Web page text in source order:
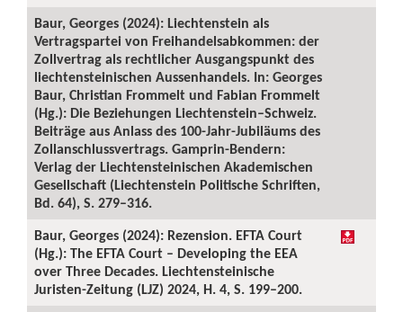
Baur, Georges (2024): Liechtenstein als
Vertragspartei von Freihandelsabkommen: der
Zollvertrag als rechtlicher Ausgangspunkt des
liechtensteinischen Aussenhandels. In: Georges
Baur, Christian Frommelt und Fabian Frommelt
(Hg.): Die Beziehungen Liechtenstein–Schweiz.
Beiträge aus Anlass des 100-Jahr-Jubiläums des
Zollanschlussvertrags. Gamprin-Bendern:
Verlag der Liechtensteinischen Akademischen
Gesellschaft (Liechtenstein Politische Schriften,
Bd. 64), S. 279–316.
Baur, Georges (2024): Rezension. EFTA Court
(Hg.): The EFTA Court – Developing the EEA
over Three Decades. Liechtensteinische
Juristen-Zeitung (LJZ) 2024, H. 4, S. 199–200.